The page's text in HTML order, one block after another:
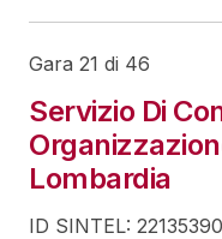
Gara 21 di 46
Servizio Di
Lombardia
ID SINTEL: